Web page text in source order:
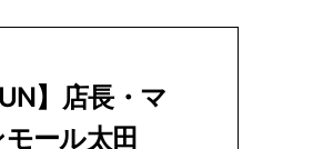
】店長・マ
ール太田